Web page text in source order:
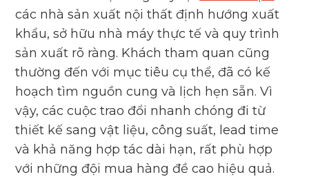
các nhà sản xuất nội thất định hướng xuất
khẩu, sở hữu nhà máy thực tế và quy trình
sản xuất rõ ràng. Khách tham quan cũng
thường đến với mục tiêu cụ thể, đã có kế
hoạch tìm nguồn cung và lịch hẹn sẵn. Vì
vậy, các cuộc trao đổi nhanh chóng đi từ
thiết kế sang vật liệu, công suất, lead time
và khả năng hợp tác dài hạn, rất phù hợp
với những đội mua hàng đề cao hiệu quả.